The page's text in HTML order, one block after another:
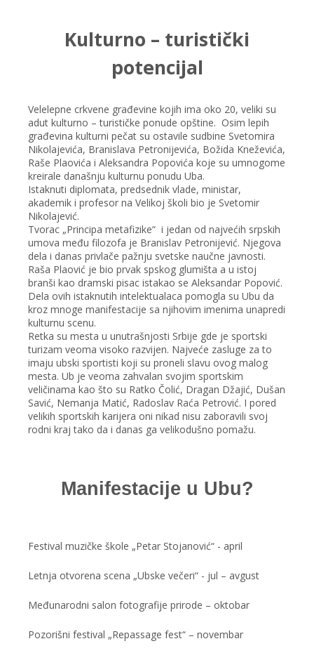
Kulturno – turistički
potencijal
Velelepne crkvene građevine kojih ima oko 20, veliki su
adut kulturno – turističke ponude opštine. Osim lepih
građevina kulturni pečat su ostavile sudbine Svetomira
Nikolajevića, Branislava Petronijevića, Božida Kneževića,
Raše Plaovića i Aleksandra Popovića koje su umnogome
kreirale današnju kulturnu ponudu Uba.
Istaknuti diplomata, predsednik vlade, ministar,
akademik i profesor na Velikoj školi bio je Svetomir
Nikolajević.
Tvorac „Principa metafizike“ i jedan od najvećih srpskih
umova među filozofa je Branislav Petronijević. Njegova
dela i danas privlače pažnju svetske naučne javnosti.
Raša Plaović je bio prvak spskog glumišta a u istoj
branši kao dramski pisac istakao se Aleksandar Popović.
Dela ovih istaknutih intelektualaca pomogla su Ubu da
kroz mnoge manifestacije sa njihovim imenima unapredi
kulturnu scenu.
Retka su mesta u unutrašnjosti Srbije gde je sportski
turizam veoma visoko razvijen. Najveće zasluge za to
imaju ubski sportisti koji su proneli slavu ovog malog
mesta. Ub je veoma zahvalan svojim sportskim
veličinama kao što su Ratko Čolić, Dragan Džajić, Dušan
Savić, Nemanja Matić, Radoslav Raća Petrović. I pored
velikih sportskih karijera oni nikad nisu zaboravili svoj
rodni kraj tako da i danas ga velikodušno pomažu.
Manifestacije u Ubu?
Festival muzičke škole „Petar Stojanović“ - april
Letnja otvorena scena „Ubske večeri“ - jul – avgust
Međunarodni salon fotografije prirode – oktobar
Pozorišni festival „Repassage fest“ – novembar